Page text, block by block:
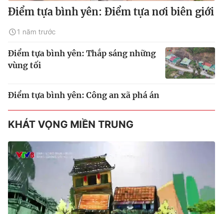
Điểm tựa bình yên: Điểm tựa nơi biên giới
1 năm trước
Điểm tựa bình yên: Thắp sáng những
vùng tối
Điểm tựa bình yên: Công an xã phá án
KHÁT VỌNG MIỀN TRUNG